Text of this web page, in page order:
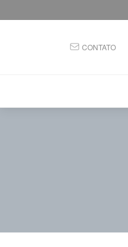
CONTATO